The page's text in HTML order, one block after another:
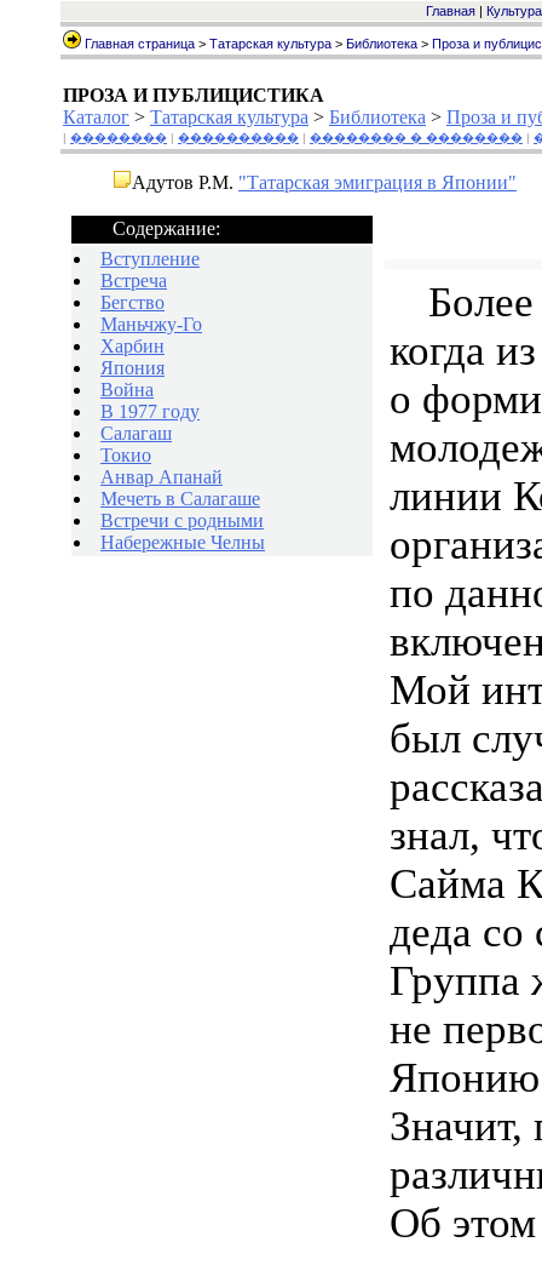
Главная | Культура
Главная страница > Татарская культура > Библиотека > Проза и
ПРОЗА И ПУБЛИЦИСТИКА
Каталог > Татарская культура > Библиотека > Проза и
| �������� | ���������� | �������� � �������� |
Адутов Р.М. "Татарская эмиграция в Японии"
Содержание:
Вступление
Встреча
Бегство
Маньчжу-Го
Харбин
Япония
Война
В 1977 году
Салагаш
Токио
Анвар Апанай
Мечеть в Салагаше
Встречи с родными
Набережные Челны
когда
о
линии
по
Мой
был
знал,
Сайма
деда со
Группа
не
Японию
Значит,
Об